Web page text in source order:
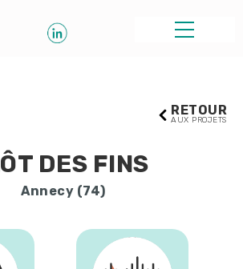
RETOUR
AUX PROJETS
DES FINS
Annecy (74)